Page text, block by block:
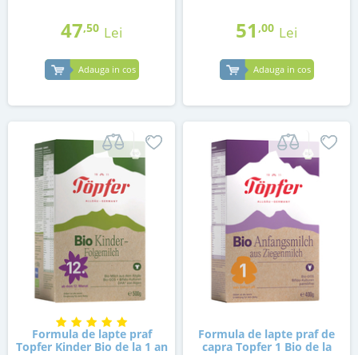
47,50 Lei
Adauga in cos
51 ,00 Lei
Adauga in cos
Formula de lapte praf
Topfer Kinder Bio de la 1 an
Formula de lapte praf de
capra Topfer 1 Bio de la